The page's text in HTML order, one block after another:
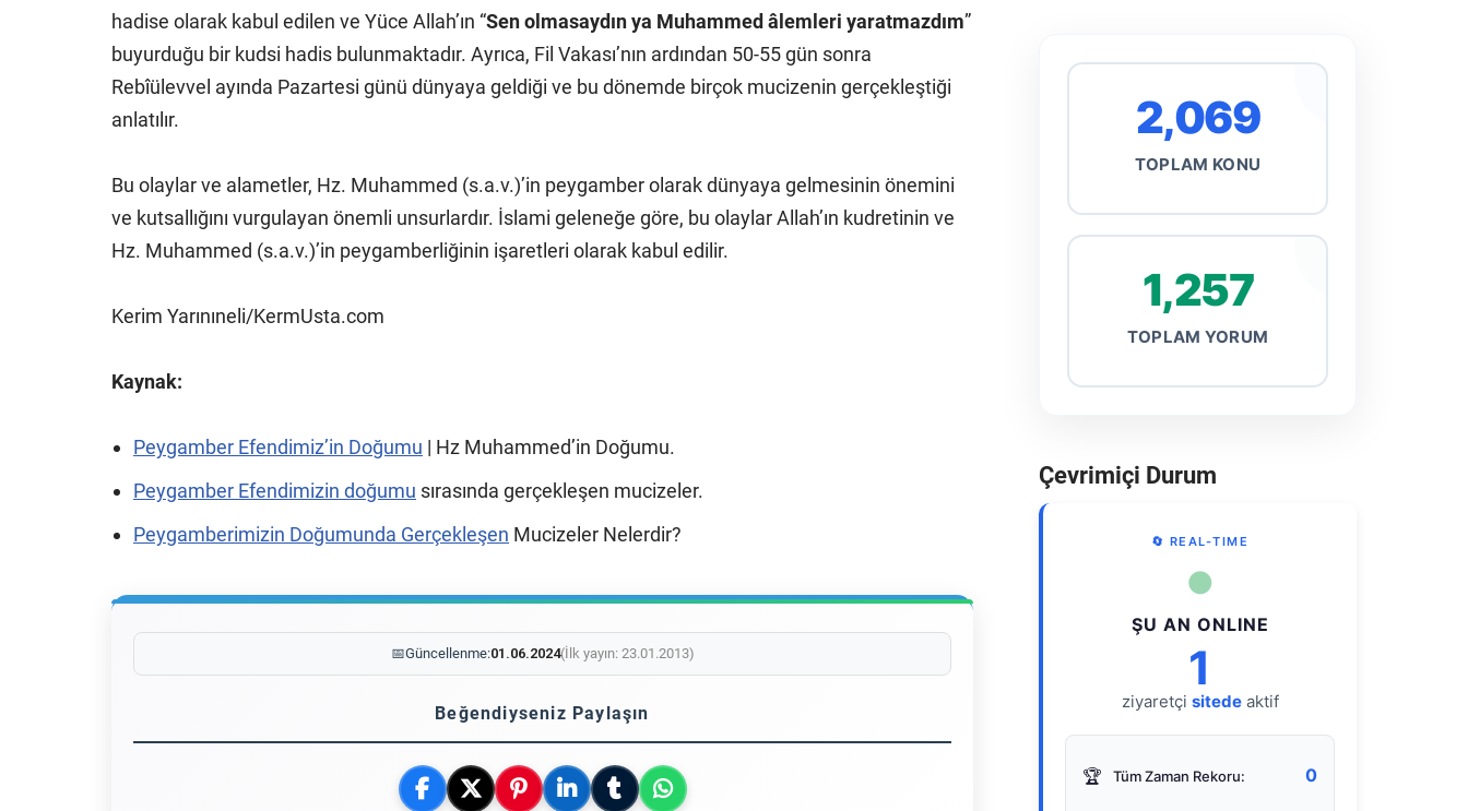
hadise olarak kabul edilen ve Yüce Allah’ın “Sen olmasaydın ya Muhammed âlemleri yaratmazdım”
buyurduğu bir kudsi hadis bulunmaktadır. Ayrıca, Fil Vakası’nın ardından 50-55 gün sonra
Rebîülevvel ayında Pazartesi günü dünyaya geldiği ve bu dönemde birçok mucizenin gerçekleştiği
anlatılır.
Bu olaylar ve alametler, Hz. Muhammed (s.a.v.)’in peygamber olarak dünyaya gelmesinin önemini
ve kutsallığını vurgulayan önemli unsurlardır. İslami geleneğe göre, bu olaylar Allah’ın kudretinin ve
Hz. Muhammed (s.a.v.)’in peygamberliğinin işaretleri olarak kabul edilir.
Kerim Yarınıneli/KermUsta.com
Kaynak:
Peygamber Efendimiz’in Doğumu | Hz Muhammed’in Doğumu.
Peygamber Efendimizin doğumu sırasında gerçekleşen mucizeler.
Peygamberimizin Doğumunda Gerçekleşen Mucizeler Nelerdir?
📅Güncellenme:01.06.2024(İlk yayın: 23.01.2013)
Beğendiyseniz Paylaşın
2,069
TOPLAM KONU
1,257
TOPLAM YORUM
Çevrimiçi Durum
🔄 REAL-TIME
●
ŞU AN ONLINE
1
ziyaretçi sitedeaktif
🏆 Tüm Zaman Rekoru: 0